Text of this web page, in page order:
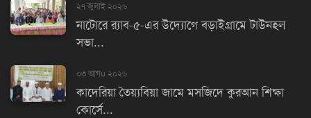
২৭ জুলাই ২০২৬
নাটোরে র‌্যাব-৫-এর উদ্যোগে বড়াইগ্রামে টাউনহল
সভা...
০৩ আগu ২০২৬
কাদেরিয়া তৈয়্যবিয়া জামে মসজিদে কুরআন শিক্ষা
কোর্সে...